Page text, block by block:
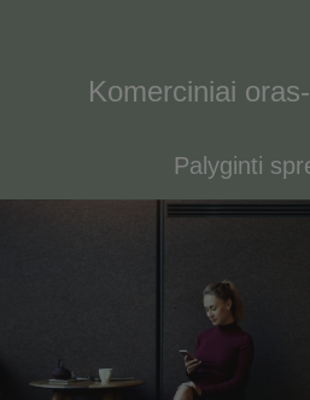
Komerciniai
Palyginti